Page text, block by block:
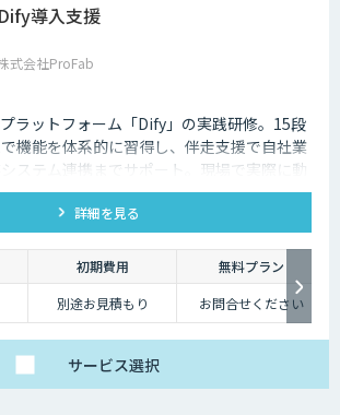
Dify導入支援
式会社ProFab
ラットフォーム「Dify」の実践研修。15段
機能を体系的に習得し、伴走支援で自社業
ステム連携までサポート。現場で実際に動
ちで作れる状態を目指します。
詳細を見る
初期費用
無料プラン
別途お見積もり お問合せください
サービス選択